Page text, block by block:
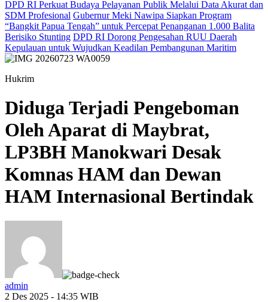
DPD RI Perkuat Budaya Pelayanan Publik Melalui Data Akurat dan
SDM Profesional Gubernur Meki Nawipa Siapkan Program
“Bangkit Papua Tengah” untuk Percepat Penanganan 1.000 Balita
Berisiko Stunting DPD RI Dorong Pengesahan RUU Daerah
Kepulauan untuk Wujudkan Keadilan Pembangunan Maritim
Hukrim
Diduga Terjadi Pengeboman
Oleh Aparat di Maybrat,
LP3BH Manokwari Desak
Komnas HAM dan Dewan
HAM Internasional Bertindak
admin
2 Des 2025 - 14:35 WIB